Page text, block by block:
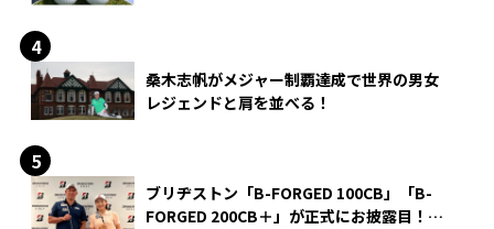
桑木志帆がメジャー制覇達成で世界の男女
レジェンドと肩を並べる！
ブリヂストン「B-FORGED 100CB」「B-
FORGED 200CB＋」が正式にお披露目！